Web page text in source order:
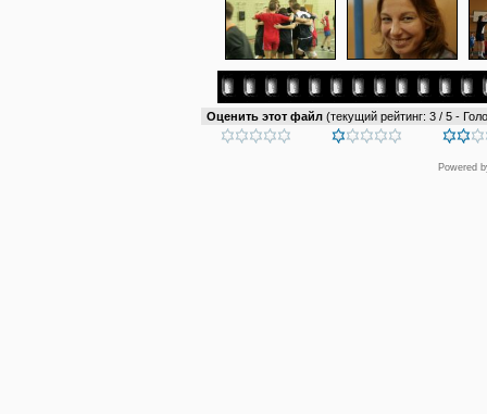
Оценить этот файл (текущий рейтинг: 3 / 5 -
Powered